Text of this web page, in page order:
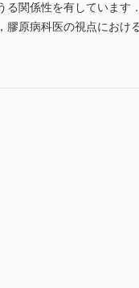
関係性を有していま
原病科医の視点にお